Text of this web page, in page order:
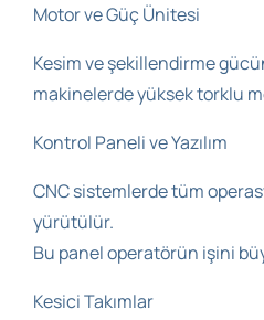
Motor ve Güç Ünitesi
Kesim ve şekillendirme
makinelerde yüksek torklu
Kontrol Paneli ve Yazılım
CNC sistemlerde tüm
yürütülür.
Bu panel operatörün işini
Kesici Takımlar